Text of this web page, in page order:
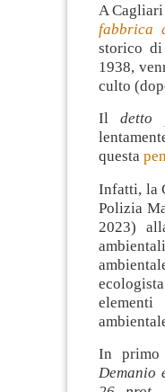
A
fabbrica
storico di
1938,
culto
Ildetto
questa
Infatti, la
Polizia
2023)
In primo
Demanio